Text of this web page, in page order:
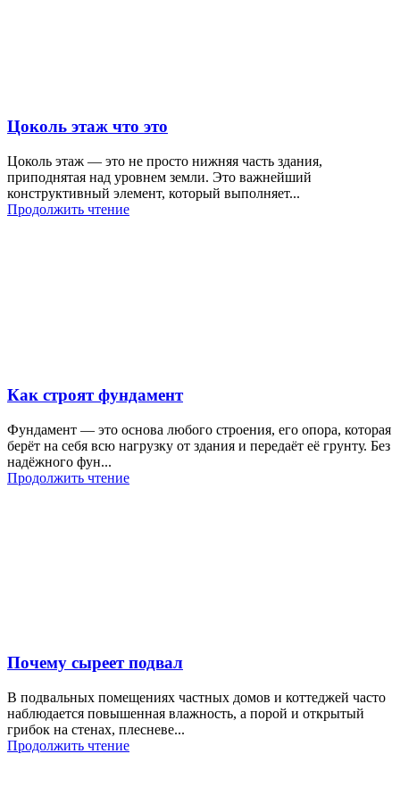
Цоколь этаж что это
Цоколь этаж — это не просто нижняя часть здания,
приподнятая над уровнем земли. Это важнейший
конструктивный элемент, который выполняет...
Продолжить чтение
Как строят фундамент
Фундамент — это основа любого строения, его опора, которая
берёт на себя всю нагрузку от здания и передаёт её грунту. Без
надёжного фун...
Продолжить чтение
Почему сыреет подвал
В подвальных помещениях частных домов и коттеджей часто
наблюдается повышенная влажность, а порой и открытый
грибок на стенах, плесневе...
Продолжить чтение